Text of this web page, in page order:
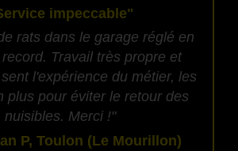
impeccable"
rats dans le garage réglé en
Travail très propre et
l'expérience du métier, les
plus pour éviter le retour des
nuisibles. Merci !"
P, Toulon (Le Mourillon)